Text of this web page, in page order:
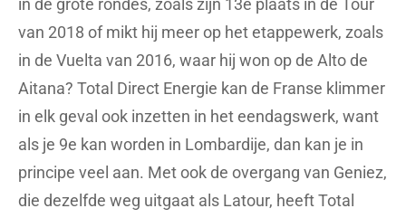
in de grote rondes, zoals zijn 13e plaats in de Tour
van 2018 of mikt hij meer op het etappewerk, zoals
in de Vuelta van 2016, waar hij won op de Alto de
Aitana? Total Direct Energie kan de Franse klimmer
in elk geval ook inzetten in het eendagswerk, want
als je 9e kan worden in Lombardije, dan kan je in
principe veel aan. Met ook de overgang van Geniez,
die dezelfde weg uitgaat als Latour, heeft Total